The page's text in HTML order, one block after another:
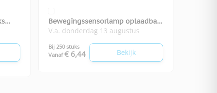
Bewegingssensorlamp oplaadbaar
Senluz
V.a. donderdag 13 augustus
Bij 250 stuks
Vanaf € 6,44 Bekijk